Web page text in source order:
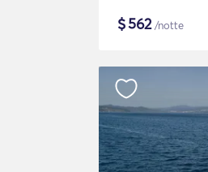
$562/notte